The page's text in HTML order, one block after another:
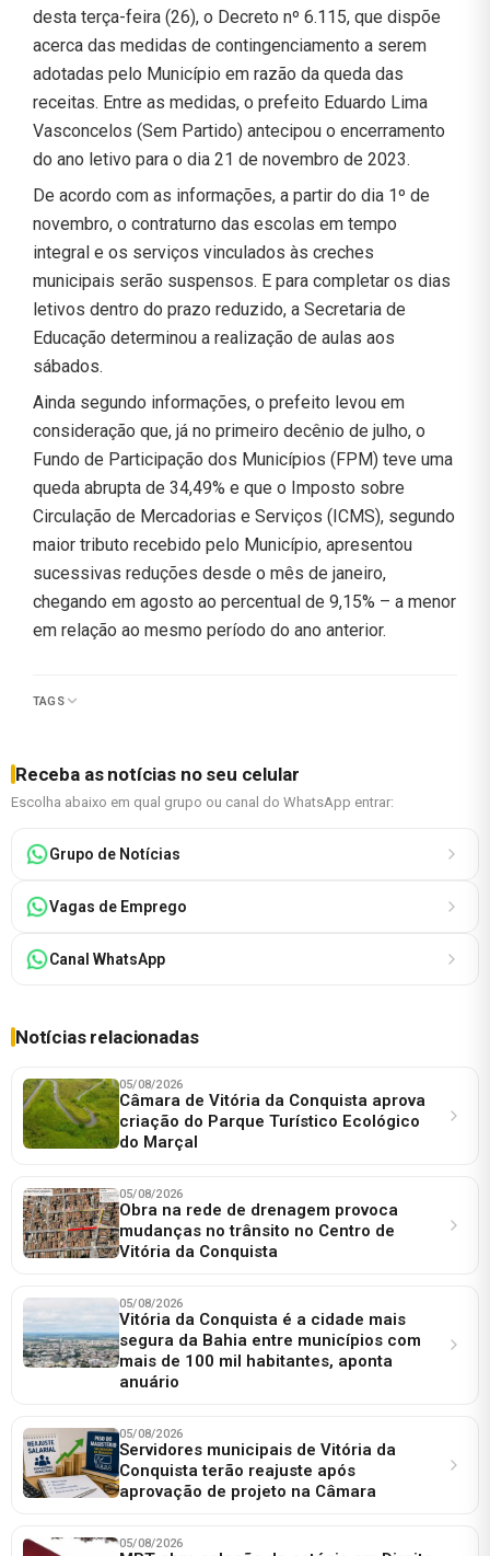
desta terça-feira (26), o Decreto nº 6.115, que dispõe
acerca das medidas de contingenciamento a serem
adotadas pelo Município em razão da queda das
receitas. Entre as medidas, o prefeito Eduardo Lima
Vasconcelos (Sem Partido) antecipou o encerramento
do ano letivo para o dia 21 de novembro de 2023.
De acordo com as informações, a partir do dia 1º de
novembro, o contraturno das escolas em tempo
integral e os serviços vinculados às creches
municipais serão suspensos. E para completar os dias
letivos dentro do prazo reduzido, a Secretaria de
Educação determinou a realização de aulas aos
sábados.
Ainda segundo informações, o prefeito levou em
consideração que, já no primeiro decênio de julho, o
Fundo de Participação dos Municípios (FPM) teve uma
queda abrupta de 34,49% e que o Imposto sobre
Circulação de Mercadorias e Serviços (ICMS), segundo
maior tributo recebido pelo Município, apresentou
sucessivas reduções desde o mês de janeiro,
chegando em agosto ao percentual de 9,15% – a menor
em relação ao mesmo período do ano anterior.
TAGS
Receba as notícias no seu celular
Escolha abaixo em qual grupo ou canal do WhatsApp entrar:
Grupo de Notícias
Vagas de Emprego
Canal WhatsApp
Notícias relacionadas
05/08/2026
Câmara de Vitória da Conquista aprova
criação do Parque Turístico Ecológico
do Marçal
05/08/2026
Obra na rede de drenagem provoca
mudanças no trânsito no Centro de
Vitória da Conquista
05/08/2026
Vitória da Conquista é a cidade mais
segura da Bahia entre municípios com
mais de 100 mil habitantes, aponta
anuário
05/08/2026
Servidores municipais de Vitória da
Conquista terão reajuste após
aprovação de projeto na Câmara
05/08/2026